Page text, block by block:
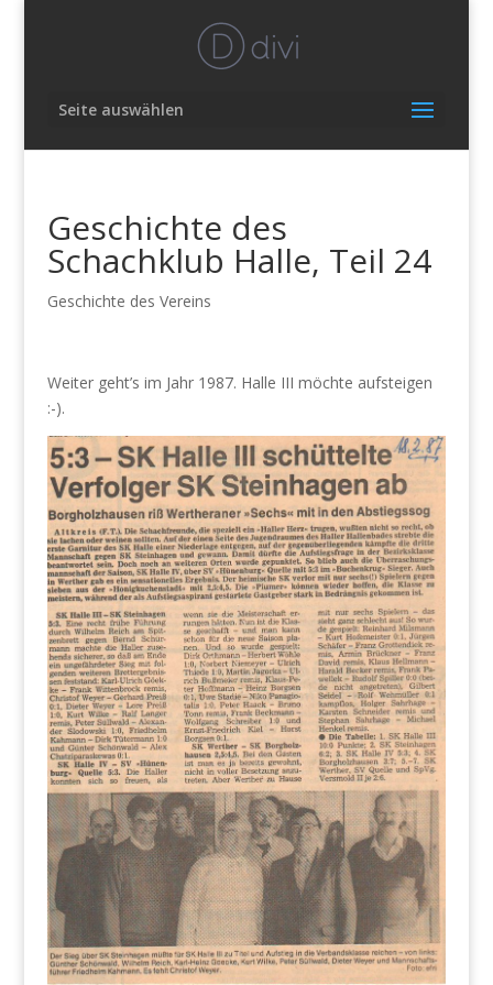
Seite auswählen
Geschichte des
Schachklub Halle, Teil 24
Geschichte des Vereins
Weiter geht’s im Jahr 1987. Halle III möchte aufsteigen
:-).